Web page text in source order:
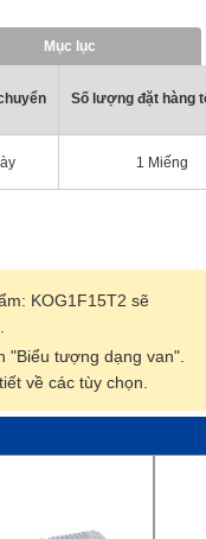
chuyền sản xuất
Mục lục
Số lượng đặt hàng
1 Miếng
KOG1F15T2 sẽ
"Biểu tượng dạng van".
về các tùy chọn.